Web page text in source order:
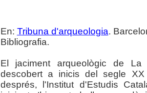
En: Tribuna d'arqueologia.
Bibliografia.
El jaciment arqueològic de La
descobert a inicis del segle
després, l'Institut d'Estudis